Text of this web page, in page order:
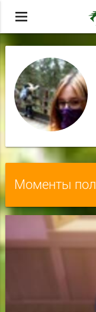
menu
Моменты